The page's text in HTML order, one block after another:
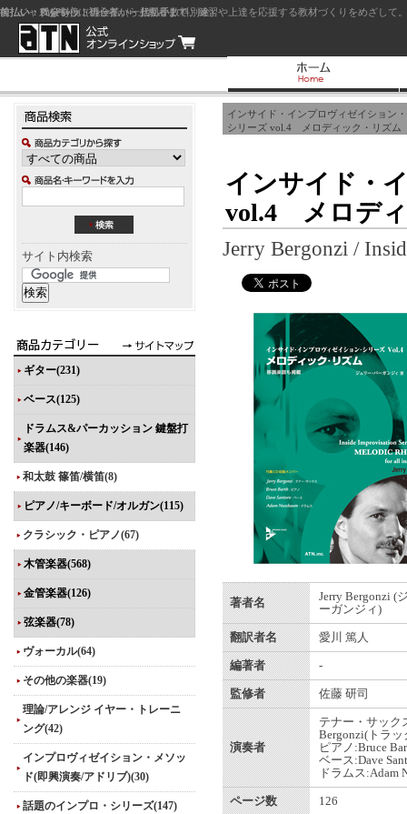
ジャズを中心に初心者から上級者まで、練習や上達を応援する教材づくりをめざし
サイト内検索
ギター(231)
ベース(125)
ドラムス&パーカッション 鍵盤打
楽器(146)
和太鼓 篠笛/横笛(8)
ピアノ/キーボード/オルガン(115)
クラシック・ピアノ(67)
木管楽器(568)
金管楽器(126)
弦楽器(78)
ヴォーカル(64)
その他の楽器(19)
理論/アレンジ イヤー・トレーニ
ング(42)
インプロヴィゼイション・メソッ
ド(即興演奏/アドリブ)(30)
話題のインプロ・シリーズ(147)
インサイド・インプロヴィゼイション・
シリーズ vol.4 メロディック・リズム
インサイド・
vol.4 メロデ
Jerry Bergonzi /
著者名
Jerry Bergonzi (
ーガンジィ)
翻訳者名 愛川 篤人
編著者 -
監修者 佐藤 研司
演奏者
テナー・サック
Bergonzi(トラッ
ピアノ:Bruce
ベース:Dave
ドラムス:Adam
ページ数 126
前払い：クレジットカード（一括払い）
後払い：代金引換（現金払い・代引手数料別途）
前払い：PayPay